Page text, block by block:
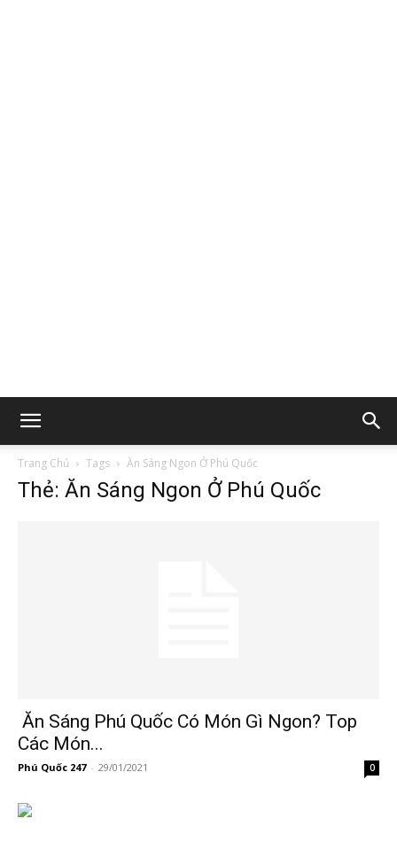
Trang Chủ Tags Ăn Sáng Ngon Ở Phú Quốc
Thẻ: Ăn Sáng Ngon Ở Phú Quốc
Ăn Sáng Phú Quốc Có Món Gì Ngon? Top
Các Món...
Phú Quốc 247 - 29/01/2021 0